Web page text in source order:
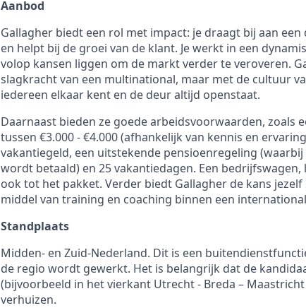
Aanbod
Gallagher biedt een rol met impact: je draagt bij aan
en helpt bij de groei van de klant. Je werkt in een
volop kansen liggen om de markt verder te veroveren.
slagkracht van een multinational, maar met de cultuur
iedereen elkaar kent en de deur altijd openstaat.
Daarnaast bieden ze goede arbeidsvoorwaarden,
tussen €3.000 - €4.000 (afhankelijk van kennis en
vakantiegeld, een uitstekende pensioenregeling
wordt betaald) en 25 vakantiedagen. Een
ook tot het pakket. Verder biedt Gallagher de kans
middel van training en coaching binnen een
Standplaats
Midden- en Zuid-Nederland. Dit is een
de regio wordt gewerkt. Het is belangrijk dat de
(bijvoorbeeld in het vierkant Utrecht - Breda –
verhuizen.